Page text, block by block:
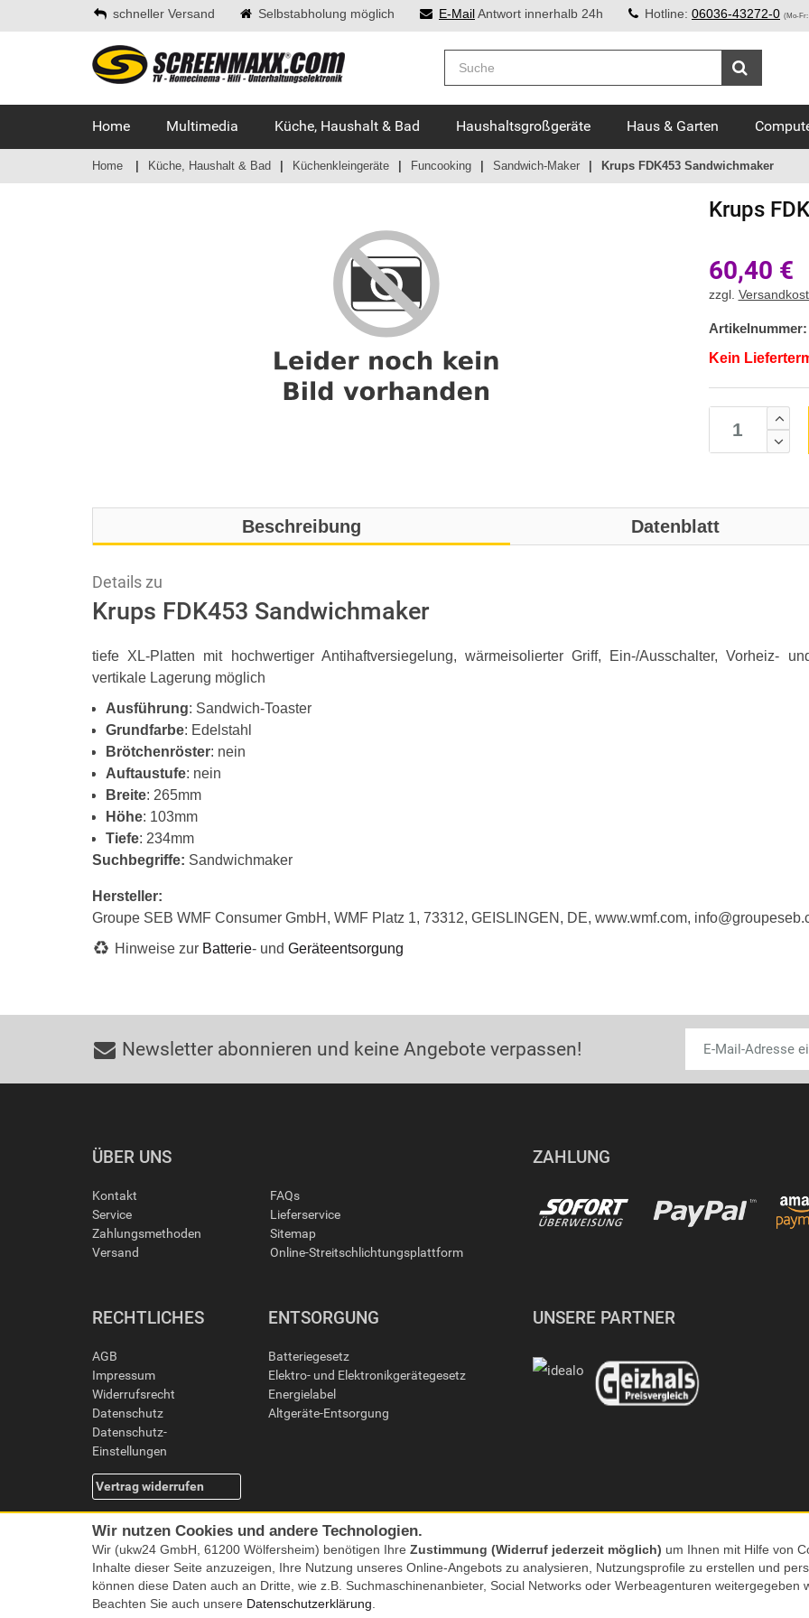
schneller Versand Selbstabholung möglich E-MailAntwort innerhalb 24h Hotline: 06036-43272-0 (Mo-Fr:
Home Multimedia Küche, Haushalt & Bad Haushaltsgroßgeräte Haus & Garten
Home Küche, Haushalt & Bad Küchenkleingeräte Funcooking Sandwich-Maker Krups FDK453 Sandwichmaker
Krups
60,40 €
zzgl.
Artikelnummer:
Kein
Beschreibung Datenblatt
Details zu
Krups FDK453 Sandwichmaker
tiefe XL-Platten mit hochwertiger Antihaftversiegelung, wärmeisolierter Griff, Ein-/Ausschalter, Vorheiz-
vertikale Lagerung möglich
Ausführung: Sandwich-Toaster
Grundfarbe: Edelstahl
Brötchenröster: nein
Auftaustufe: nein
Breite: 265mm
Höhe: 103mm
Tiefe: 234mm
Suchbegriffe: Sandwichmaker
Hersteller:
Groupe SEB WMF Consumer GmbH, WMF Platz 1, 73312, GEISLINGEN, DE, www.wmf.com,
Hinweise zur Batterie- und Geräteentsorgung
Newsletter abonnieren und keine Angebote verpassen!
ÜBER UNS
Kontakt
Service
Zahlungsmethoden
Versand
FAQs
Lieferservice
Sitemap
Online-Streitschlichtungsplattform
ZAHLUNG
RECHTLICHES
AGB
Impressum
Widerrufsrecht
Datenschutz
Datenschutz-
Einstellungen
Vertrag widerrufen
ENTSORGUNG
Batteriegesetz
Elektro- und Elektronikgerätegesetz
Energielabel
Altgeräte-Entsorgung
UNSERE PARTNER
Wir nutzen Cookies und andere Technologien.
Wir (ukw24 GmbH, 61200 Wölfersheim) benötigen Ihre Zustimmung (Widerruf jederzeit möglich) um Ihnen mit Hilfe von
Inhalte dieser Seite anzuzeigen, Ihre Nutzung unseres Online-Angebots zu analysieren, Nutzungsprofile zu erstellen und
können diese Daten auch an Dritte, wie z.B. Suchmaschinenanbieter, Social Networks oder Werbeagenturen
Beachten Sie auch unsere Datenschutzerklärung.